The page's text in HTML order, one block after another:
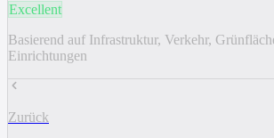
Excellent
Basierend auf Infrastruktur, Verkehr,
Einrichtungen
Zurück